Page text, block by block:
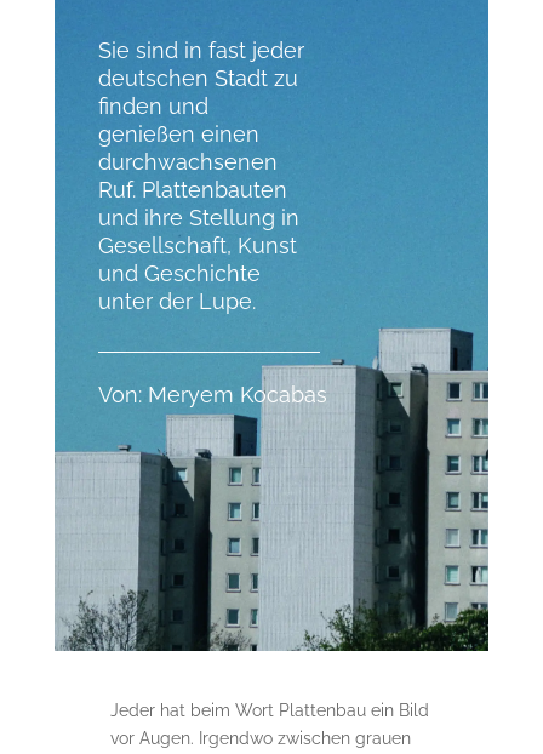
Sie sind in fast jeder
deutschen Stadt zu
finden und
genießen einen
durchwachsenen
Ruf. Plattenbauten
und ihre Stellung in
Gesellschaft, Kunst
und Geschichte
unter der Lupe.
Von: Meryem Kocabas
Jeder hat beim Wort Plattenbau ein Bild
vor Augen. Irgendwo zwischen grauen